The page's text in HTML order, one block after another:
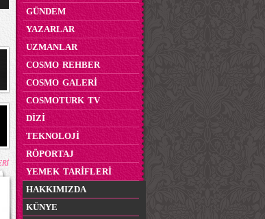
GÜNDEM
YAZARLAR
UZMANLAR
COSMO REHBER
COSMO GALERİ
COSMOTURK TV
DİZİ
TEKNOLOJİ
RÖPORTAJ
YEMEK TARİFLERİ
HAKKIMIZDA
KÜNYE